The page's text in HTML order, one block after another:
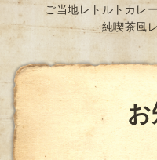
ご当地レトルトカレ
純喫茶風